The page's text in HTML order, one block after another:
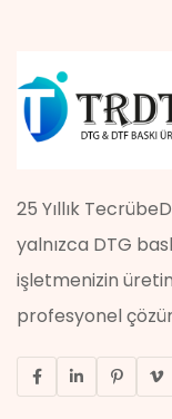
25 Yıllık
yalnızca DTG
işletmenizin
profesyonel